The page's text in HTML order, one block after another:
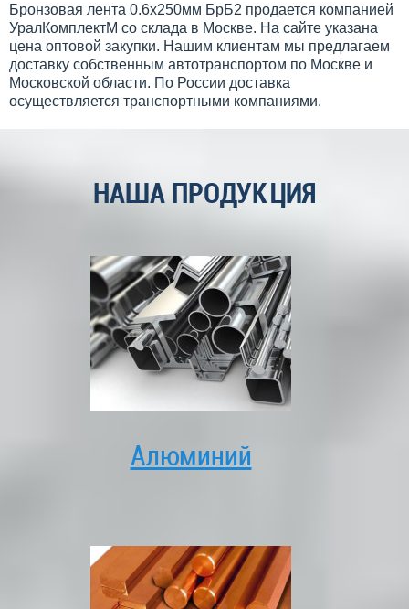
Бронзовая лента 0.6x250мм БрБ2 продается компанией
УралКомплектМ со склада в Москве. На сайте указана
цена оптовой закупки. Нашим клиентам мы предлагаем
доставку собственным автотранспортом по Москве и
Московской области. По России доставка
осуществляется транспортными компаниями.
НАША ПРОДУКЦИЯ
Алюминий